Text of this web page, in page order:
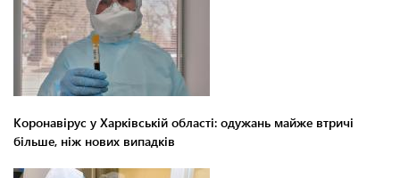
Коронавірус у Харківській області: одужань майже втричі
більше, ніж нових випадків